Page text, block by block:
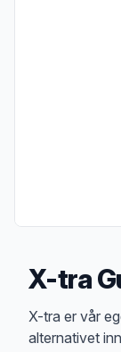
X-tra
X-tra er vår
alternativet